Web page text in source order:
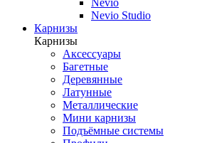
Nevio
Nevio Studio
Карнизы
Карнизы
Аксессуары
Багетные
Деревянные
Латунные
Металлические
Мини карнизы
Подъёмные системы